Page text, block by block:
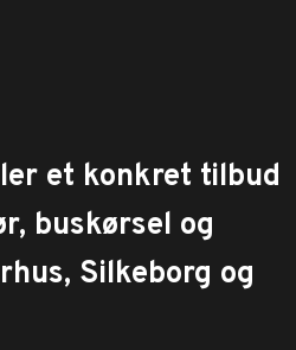
et konkret tilbud
buskørsel og
Silkeborg og